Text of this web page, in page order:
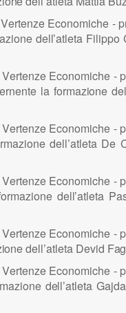
Vertenze Economiche - p
ione dell’atleta Filippo
Vertenze Economiche - p
la formazione de
Vertenze Economiche - p
rmazione dell’atleta De
Vertenze Economiche - p
rmazione dell’atleta P
Vertenze Economiche - p
ione dell’atleta Devid Fag
Vertenze Economiche - p
ione dell’atleta Gajda